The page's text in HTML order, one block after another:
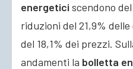
energetici scendono
riduzioni del 21,9%
del 18,1% dei prezzi.
andamenti la bolletta